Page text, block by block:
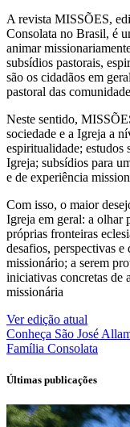
A revista MISSÕES,
Consolata no Brasil, é
animar
subsídios pastorais,
são os cidadãos em
pastoral das
Neste sentido,
sociedade e a Igreja a
espiritualidade; estudos
Igreja; subsídios para
e de experiência
Com isso, o maior
Igreja em geral: a olhar
próprias fronteiras
desafios, perspectivas e
missionário; a serem
iniciativas concretas de
missionária
Ver edição atual
Conheça São José
Família Consolata
Últimas publicações